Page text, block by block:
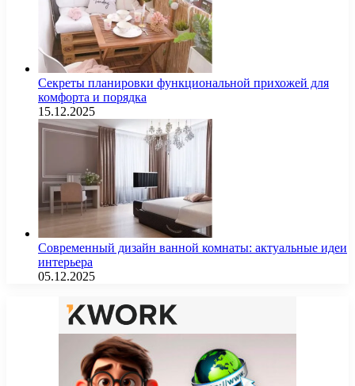
Секреты планировки функциональной прихожей для
комфорта и порядка
15.12.2025
Современный дизайн ванной комнаты: актуальные идеи
интерьера
05.12.2025